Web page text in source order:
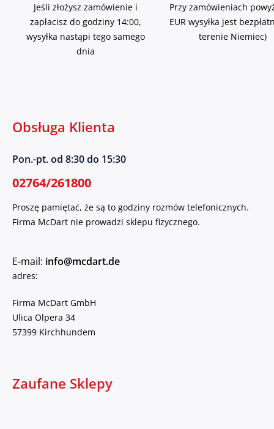
Jeśli złożysz zamówienie i
zapłacisz do godziny 14:00,
wysyłka nastąpi tego samego
dnia
Przy zamówieniach
EUR wysyłka jest
terenie Niemiec)
Obsługa Klienta
Pon.-pt. od 8:30 do 15:30
02764/261800
Proszę pamiętać, że są to godziny rozmów telefonicznych.
Firma McDart nie prowadzi sklepu fizycznego.
E-mail: info@mcdart.de
adres:
Firma McDart GmbH
Ulica Olpera 34
57399 Kirchhundem
Zaufane Sklepy